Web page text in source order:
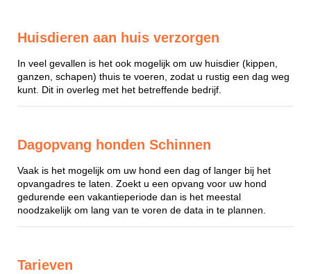
Huisdieren aan huis verzorgen
In veel gevallen is het ook mogelijk om uw huisdier (kippen,
ganzen, schapen) thuis te voeren, zodat u rustig een dag weg
kunt. Dit in overleg met het betreffende bedrijf.
Dagopvang honden Schinnen
Vaak is het mogelijk om uw hond een dag of langer bij het
opvangadres te laten. Zoekt u een opvang voor uw hond
gedurende een vakantieperiode dan is het meestal
noodzakelijk om lang van te voren de data in te plannen.
Tarieven